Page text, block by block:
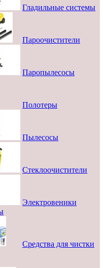
Гладильные системы
Пароочистители
Паропылесосы
Полотеры
Пылесосы
Стеклоочистители
Электровеники
Средства для чистки